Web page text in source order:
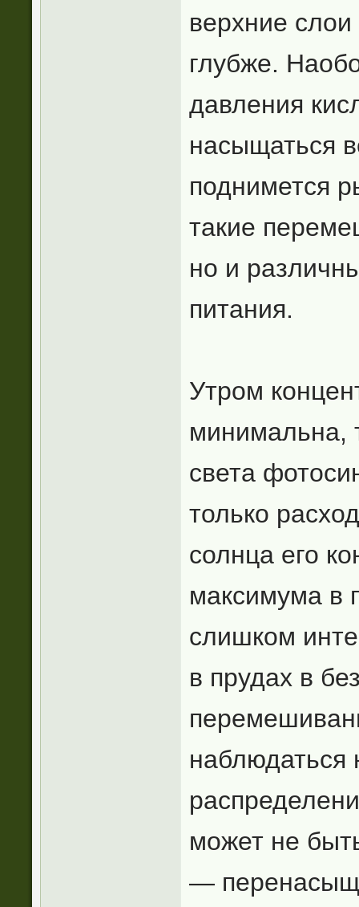
верхние
глубже.
давления
насыщаться
поднимется
такие
но и
питания.
Утром
минимальна,
света
только
солнца его
максимума в
слишком
в прудах в
наблюдаться
может не
—